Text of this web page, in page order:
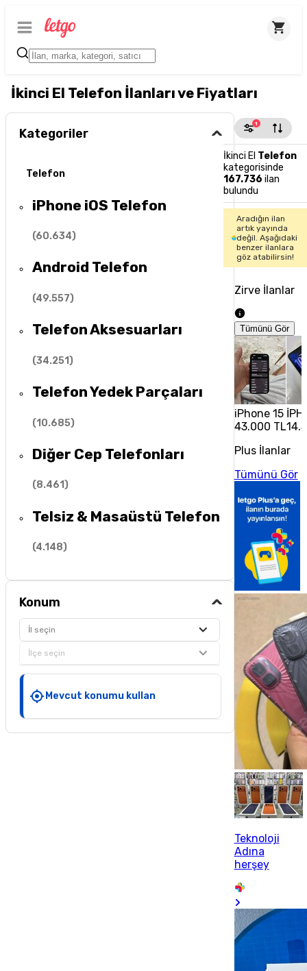
İkinci El Telefon İlanları ve Fiyatları
Kategoriler
Telefon
iPhone iOS Telefon
(60.634)
Android Telefon
(49.557)
Telefon Aksesuarları
(34.251)
Telefon Yedek Parçaları
(10.685)
Diğer Cep Telefonları
(8.461)
Telsiz & Masaüstü Telefon
(4.148)
Konum
İl seçin
İlçe seçin
Mevcut konumu kullan
1
İkinci El Telefon
kategorisinde
167.736 ilan
bulundu
Aradığın ilan
artık yayında
değil. Aşağıdaki
benzer ilanlara
göz atabilirsin!
Zirve İlanlar
Tümünü Gör
iPhone 15
43.000 TL
Plus İlanlar
Tümünü Gör
Teknoloji
Adına
herşey